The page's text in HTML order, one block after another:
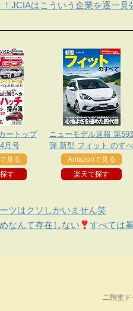
！JCIAはこういう企業を逐一見
ートップ
月号
見る
す
ニューモデル速報 第593
弾 新型 フィット のすべ
て
Amazonで見る
楽天で探す
ツはクソしかいません笑
なんて存在しない すべては
二階堂ド